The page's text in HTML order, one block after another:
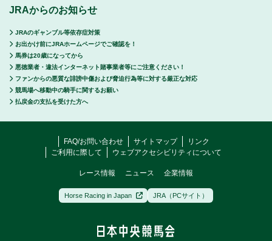
JRAからのお知らせ
JRAのギャンブル等依存症対策
お出かけ前にJRAホームページでご確認を！
馬券は20歳になってから
悪徳業者・違法インターネット賭事業者等にご注意ください！
ファンからの悪質な誹謗中傷および脅迫行為等に対する厳正な対応
競馬場へ移動中の騎手に関するお願い
払戻金の支払を受けた方へ
FAQ/お問い合わせ サイトマップ
リンク
ご利用に際して
ウェブアクセシビリティについて
レース情報 ニュース 企業情報
Horse Racing in Japan JRA（PCサイト）